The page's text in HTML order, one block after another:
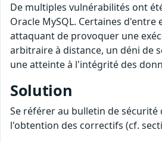
De multiples vulnérabilités ont
Oracle MySQL. Certaines
attaquant de provoquer une
arbitraire à distance, un déni de
une atteinte à l'intégrité des
Solution
Se référer au bulletin de
l'obtention des correctifs (cf.